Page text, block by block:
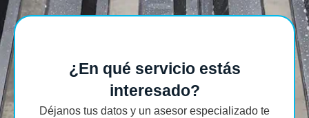
¿En qué servicio estás
interesado?
Déjanos tus datos y un asesor especializado te